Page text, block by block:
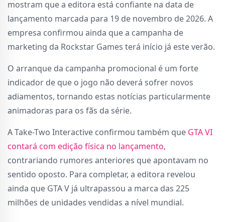
mostram que a editora está confiante na data de
lançamento marcada para 19 de novembro de 2026. A
empresa confirmou ainda que a campanha de
marketing da Rockstar Games terá início já este verão.
O arranque da campanha promocional é um forte
indicador de que o jogo não deverá sofrer novos
adiamentos, tornando estas notícias particularmente
animadoras para os fãs da série.
A Take-Two Interactive confirmou também que GTA VI
contará com edição física no lançamento,
contrariando rumores anteriores que apontavam no
sentido oposto. Para completar, a editora revelou
ainda que GTA V já ultrapassou a marca das 225
milhões de unidades vendidas a nível mundial.